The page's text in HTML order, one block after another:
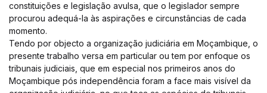
constituições e legislação avulsa, que o legislador sempre
procurou adequá-la às aspirações e circunstâncias de cada
momento.
Tendo por objecto a organização judiciária em Moçambique, o
presente trabalho versa em particular ou tem por enfoque os
tribunais judiciais, que em especial nos primeiros anos do
Moçambique pós independência foram a face mais visível da